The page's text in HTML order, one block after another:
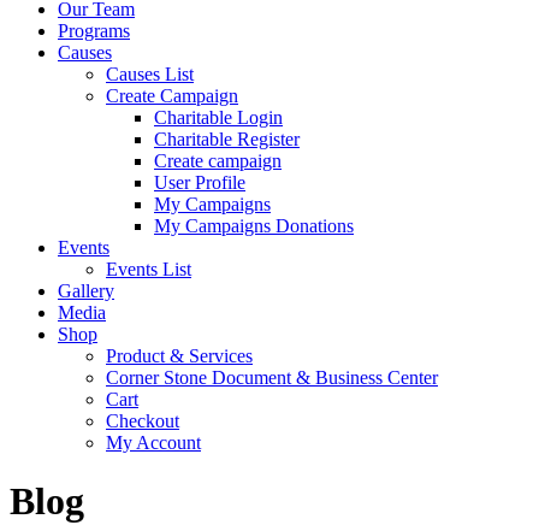
Our Team
Programs
Causes
Causes List
Create Campaign
Charitable Login
Charitable Register
Create campaign
User Profile
My Campaigns
My Campaigns Donations
Events
Events List
Gallery
Media
Shop
Product & Services
Corner Stone Document & Business Center
Cart
Checkout
My Account
Blog